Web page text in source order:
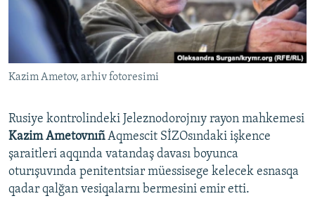
Русский
Українською
QOŞULIÑIZ!
RFE/RS bütün saytları
Kazim Ametov, arhiv fotoresimi
Rusiye kontrolindeki Jeleznodorojnıy rayon mahkemesi
Kazim AmetovnıñAqmescit SİZOsındaki işkence
şaraitleri aqqında vatandaş davası boyunca
oturışuvında penitentsiar müessisege kelecek esnasqa
qadar qalğan vesiqalarnı bermesini emir etti.